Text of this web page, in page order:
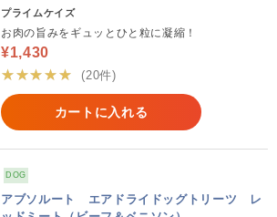
プライムケイズ
お肉の旨みをギュッとひと粒に凝縮！
¥1,430
★★★★★
(20件)
カートに入れる
DOG
アブソルート エアドライドッグトリーツ レ